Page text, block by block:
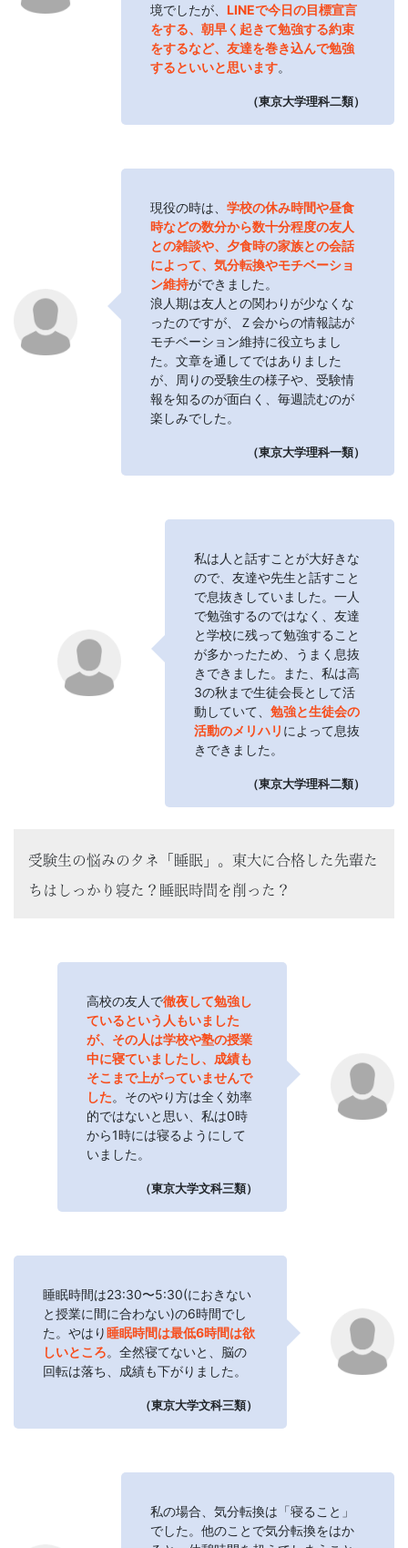
境でしたが、 LINEで今日の目標宣言
をする、朝早く起きて勉強する約束
をするなど、友達を巻き込んで勉強
するといいと思います。
（東京大学理科二類）
現役の時は、 学校の休み時間や昼食
時などの数分から数十分程度の友人
との雑談や、夕食時の家族との会話
によって、気分転換やモチベーショ
ン維持ができました。
浪人期は友人との関わりが少なくな
ったのですが、Ｚ会からの情報誌が
モチベーション維持に役立ちまし
た。文章を通してではありました
が、周りの受験生の様子や、受験情
報を知るのが面白く、毎週読むのが
楽しみでした。
（東京大学理科一類）
私は人と話すことが大好きな
ので、友達や先生と話すこと
で息抜きしていました。一人
で勉強するのではなく、友達
と学校に残って勉強すること
が多かったため、うまく息抜
きできました。また、私は高
3の秋まで生徒会長として活
動していて、 勉強と生徒会の
活動のメリハリ によって息抜
きできました。
（東京大学理科二類）
受験生の悩みのタネ「睡眠」。東大に合格した先輩た
ちはしっかり寝た？睡眠時間を削った？
高校の友人で徹夜して勉強し
ているという人もいました
が、その人は学校や塾の授業
中に寝ていましたし、成績も
そこまで上がっていませんで
した。そのやり方は全く効率
的ではないと思い、私は0時
から1時には寝るようにして
いました。
（東京大学文科三類）
睡眠時間は23:30〜5:30(におきない
と授業に間に合わない)の6時間でし
た。やはり睡眠時間は最低6時間は欲
しいところ。全然寝てないと、脳の
回転は落ち、成績も下がりました。
（東京大学文科三類）
私の場合、気分転換は「寝ること」
でした。他のことで気分転換をはか